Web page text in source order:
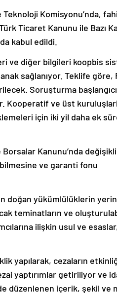
Komisyonu’nda,
Ticaret Kanunu ile Bazı
kabul edildi.
ve diğer bilgileri koopbis
sağlanıyor. Teklife göre,
Soruşturma
Kooperatif ve üst
için iki yil daha ek
Kanunu’nda
ve garanti fonu
doğan yükümlülüklerin
teminatların ve
ilişkin usul ve
yapılarak, cezaların
yaptırımlar getiriliyor ve
düzenlenen içerik, şekil ve